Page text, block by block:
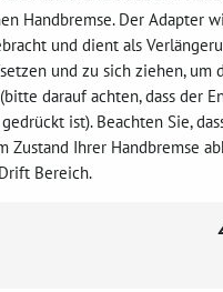
Handbremse. Der Adapter
und dient als
und zu sich ziehen, um
darauf achten, dass der
ist). Beachten Sie,
Zustand Ihrer Handbremse
Bereich.